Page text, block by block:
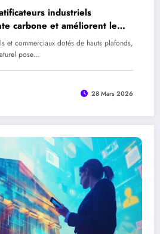
industriels
carbone et améliorent le
et commerciaux dotés de hauts plafonds,
pose…
28 Mars 2026